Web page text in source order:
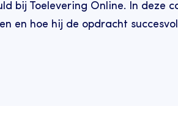
bij Toelevering Online. In deze
en hoe hij de opdracht succesvol